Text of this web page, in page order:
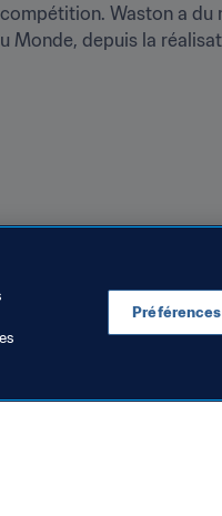
Waston a du
Monde, depuis la
Préférences